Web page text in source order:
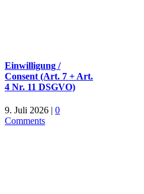
Einwilligung /
Consent (Art. 7 + Art.
4 Nr. 11 DSGVO)
9. Juli 2026 | 0
Comments